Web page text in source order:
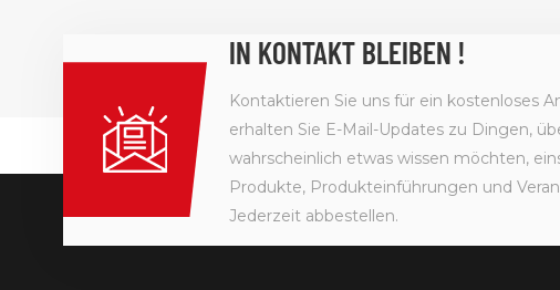
IN KONTAKT BLEIBEN !
Kontaktieren Sie uns für ein kostenloses
erhalten Sie E-Mail-Updates zu Dingen,
wahrscheinlich etwas wissen möchten,
Produkte, Produkteinführungen und
Jederzeit abbestellen.